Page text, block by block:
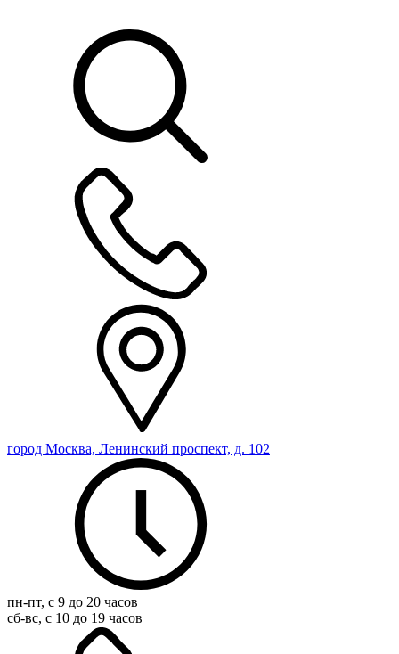
город Москва, Ленинский проспект, д. 102
пн-пт, с 9 до 20 часов
сб-вс, с 10 до 19 часов